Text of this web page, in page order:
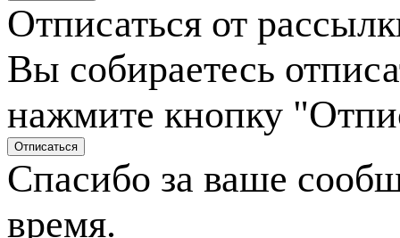
Отписаться от
Вы собираетесь
нажмите кнопку
Спасибо за ваше
время.